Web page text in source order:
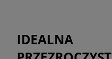
IDEALNA